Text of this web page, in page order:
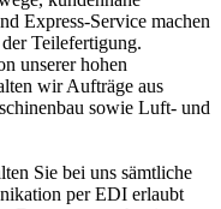
Express-Service machen
Teilefertigung.
unserer hohen
wir Aufträge aus
sowie Luft- und
Sie bei uns sämtliche
per EDI erlaubt